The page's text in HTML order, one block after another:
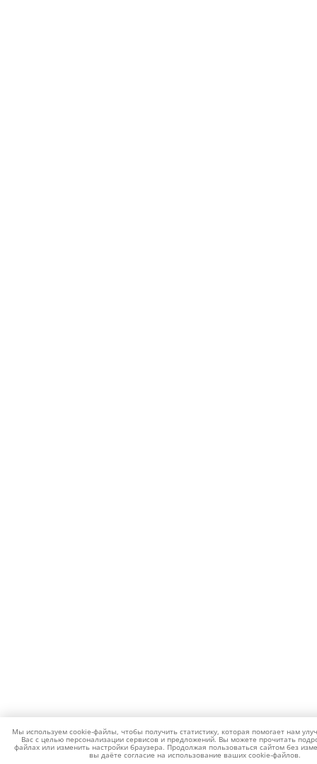
Мы используем cookie-файлы, чтобы получить статистику, которая помогает нам
Вас с целью персонализации сервисов и предложений. Вы можете прочитать
файлах или изменить настройки браузера. Продолжая пользоваться сайтом без
вы даёте согласие на использование ваших cookie-файлов.